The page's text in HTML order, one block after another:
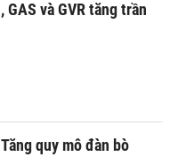
GAS và GVR tăng trần
quy mô đàn bò